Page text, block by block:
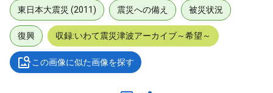
東日本大震災 (2011) 震災への備え 被災状況
復興 収録:いわて震災津波アーカイブ～希望～
この画像に似た画像を探す